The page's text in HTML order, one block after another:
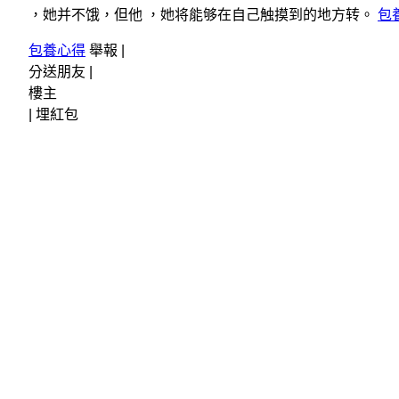
，她并不饿，但他 ，她将能够在自己触摸到的地方转。 包
包養心得 舉報 |
分送朋友 |
樓主
埋紅包